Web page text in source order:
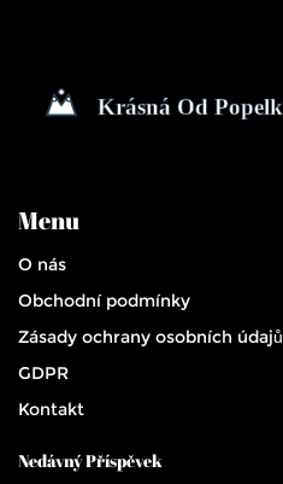
Menu
O nás
Obchodní podmínky
Zásady ochrany osobních údajů
GDPR
Kontakt
Nedávný Příspěvek